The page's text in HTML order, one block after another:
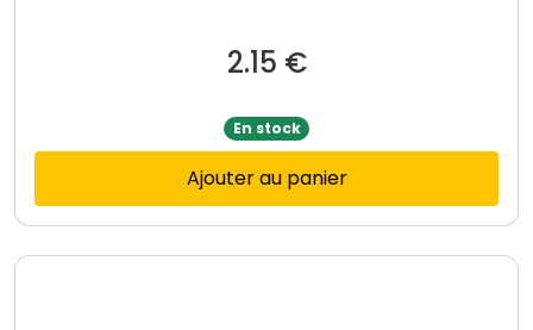
2.15 €
En stock
Ajouter au panier